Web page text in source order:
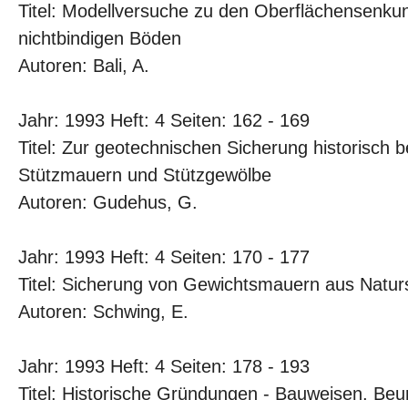
Titel: Modellversuche zu den
nichtbindigen Böden
Autoren: Bali, A.
Jahr: 1993 Heft: 4 Seiten: 162 - 169
Titel: Zur geotechnischen Sicherung historisch
Stützmauern und Stützgewölbe
Autoren: Gudehus, G.
Jahr: 1993 Heft: 4 Seiten: 170 - 177
Titel: Sicherung von Gewichtsmauern aus
Autoren: Schwing, E.
Jahr: 1993 Heft: 4 Seiten: 178 - 193
Titel: Historische Gründungen - Bauweisen,